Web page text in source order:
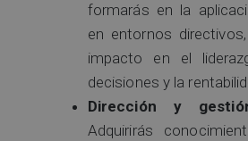
formarás en la
en entornos
impacto en el
decisiones y la
Dirección y
Adquirirás